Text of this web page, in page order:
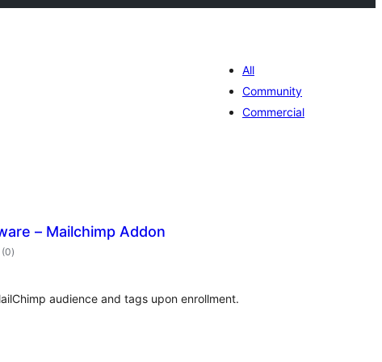
All
Community
Commercial
– Mailchimp Addon
(0arvosanat
yhteensä
)
audience and tags upon enrollment.